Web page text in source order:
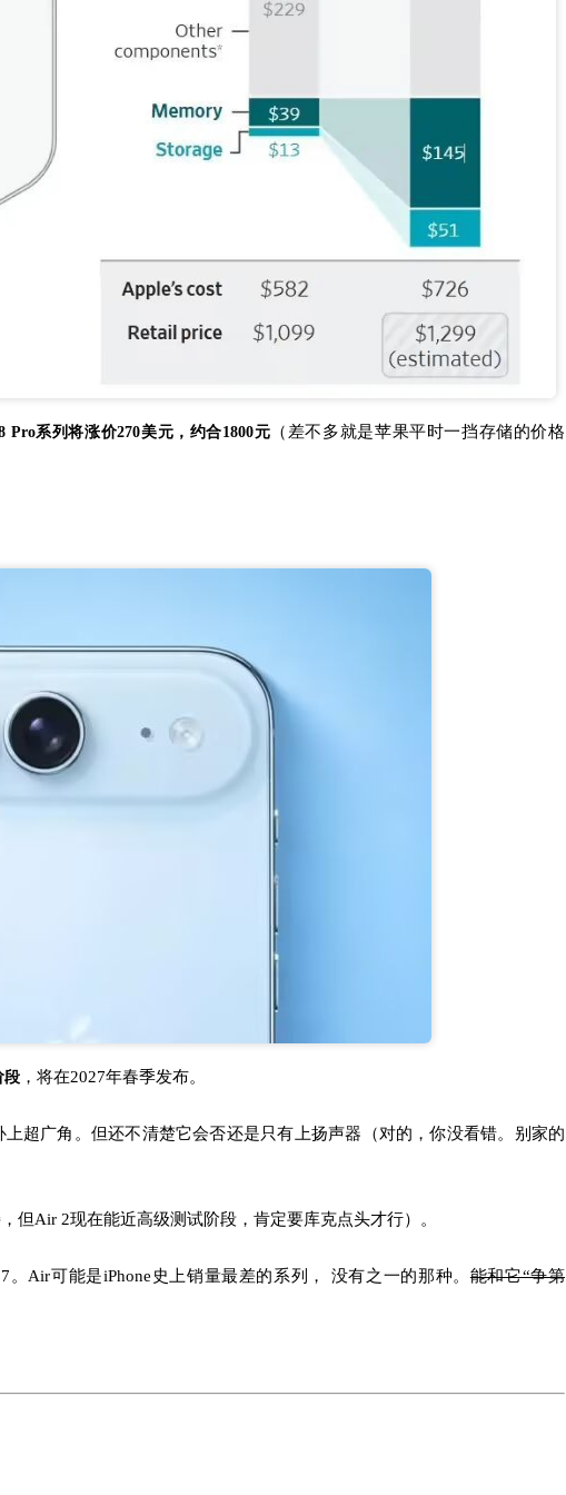
Pro系列将涨价270美元，约合1800元 （差不多就是苹果平时一挡存储的价格
段 ，将在2027年春季发布。
超广角。但还不清楚它会否还是只有上扬声器（对的，你没看错。别家的
但Air 2现在能近高级测试阶段，肯定要库克点头才行）。
。Air可能是iPhone史上销量最差的系列， 没有之一的那种。能和它“争第